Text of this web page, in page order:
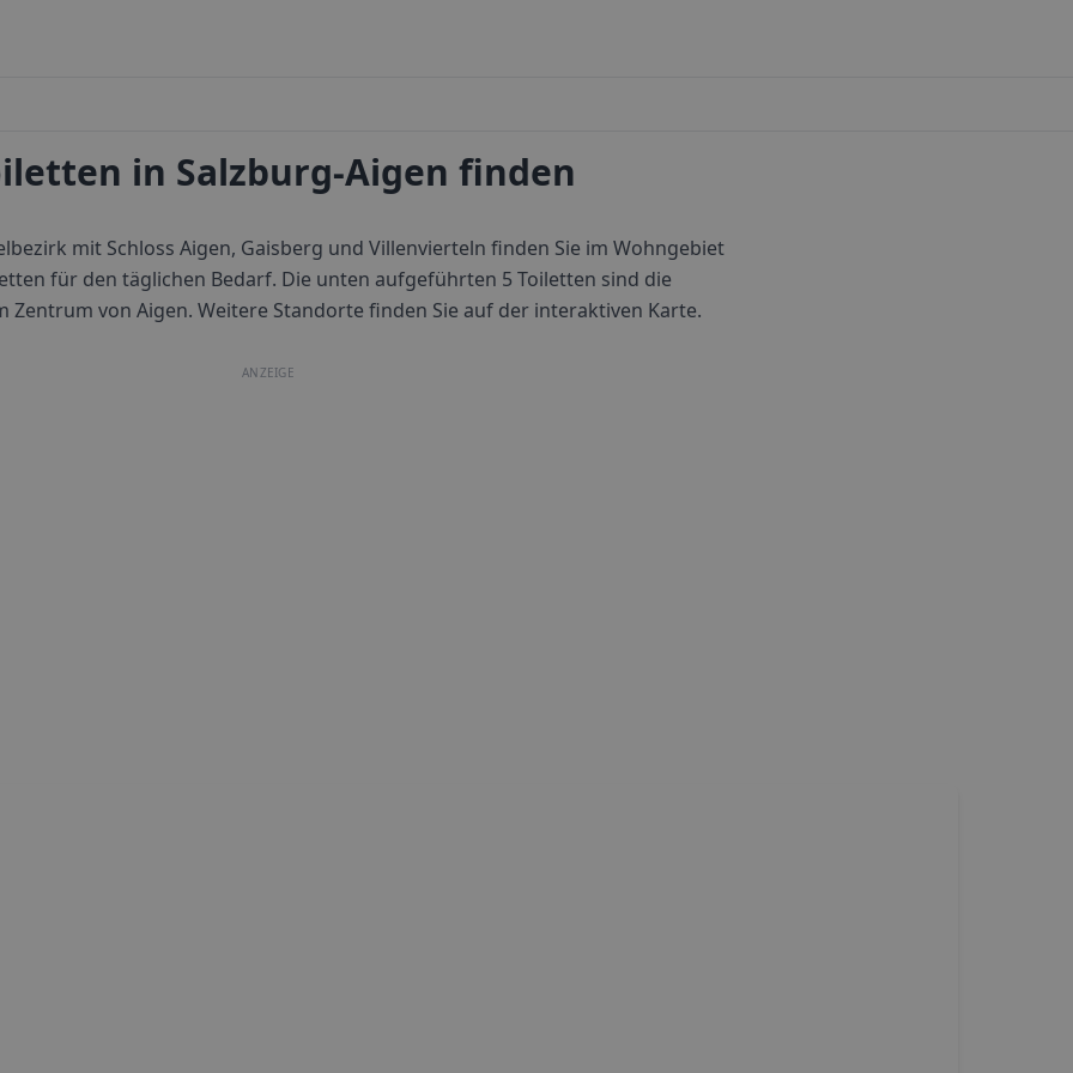
in Salzburg-Aigen finden
mit Schloss Aigen, Gaisberg und Villenvierteln finden Sie im Wohngebiet
für den täglichen Bedarf. Die unten aufgeführten 5 Toiletten sind die
Zentrum von Aigen. Weitere Standorte finden Sie auf der interaktiven Karte.
ANZEIGE